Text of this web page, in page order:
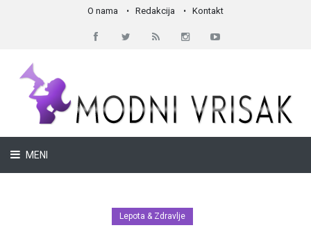
O nama Redakcija Kontakt
MENI
Lepota & Zdravlje